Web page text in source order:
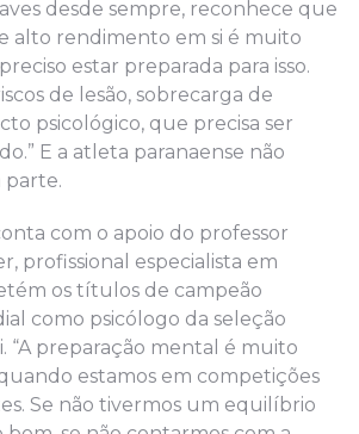
desde sempre, reconhece que
alto rendimento em si é muito
estar preparada para isso.
de lesão, sobrecarga de
psicológico, que precisa ser
E a atleta paranaense não
parte.
com o apoio do professor
profissional especialista em
os títulos de campeão
como psicólogo da seleção
“A preparação mental é muito
estamos em competições
Se não tivermos um equilíbrio